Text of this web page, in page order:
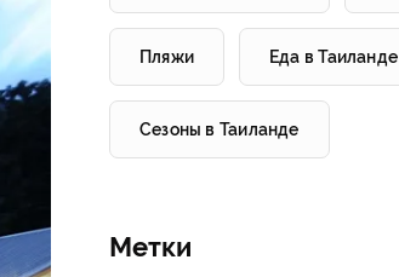
Пляжи Еда в Таиланде
Сезоны в Таиланде
Метки